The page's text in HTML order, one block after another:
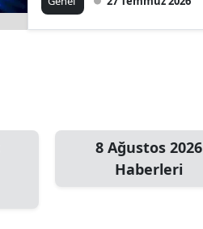
8 Ağustos 2026
Haberleri